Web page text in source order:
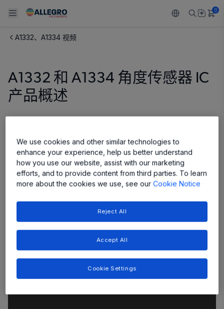
Back To Main Menu
产品
感应
驱动器
Back To Main Menu
应用
汽车
消费品
Technologies
Back To Main Menu
技术支持
设计和开发
质量标准和环境认证
软件门户
Back To Main Menu
技术资源
Resource Center
Back To Main Menu
关于 ALLEGRO
我们的公司
企业责任
Growth and Inclusion
0
A1332、A1334 视频
A1332 和 A1334 角度传感器 IC
产品概述
We use cookies and other similar technologies to
enhance your experience, help us better understand
how you use our website, assist with our marketing
efforts, and to provide content from third parties. To learn
more about the cookies we use, see ourCookie Notice
Reject All
Accept All
Cookie Settings